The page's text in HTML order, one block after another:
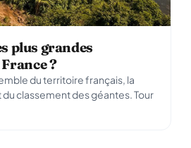
plus grandes
?
du territoire français, la
classement des géantes. Tour